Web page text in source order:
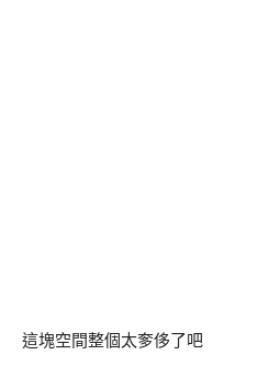
這塊空間整個太奓侈了吧